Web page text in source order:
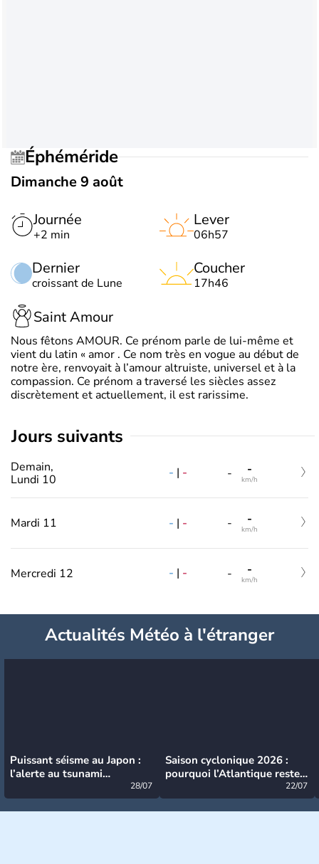
Éphéméride
Dimanche 9 août
Journée
+2 min
Dernier
croissant de Lune
Lever
06h57
Coucher
17h46
Saint Amour
Nous fêtons AMOUR. Ce prénom parle de lui-même et
vient du latin « amor . Ce nom très en vogue au début de
notre ère, renvoyait à l’amour altruiste, universel et à la
compassion. Ce prénom a traversé les siècles assez
discrètement et actuellement, il est rarissime.
jours suivants
Demain,
Lundi 10
- | - - -
km/h
Mardi 11 - | - - -
km/h
Mercredi 12 - | - - -
km/h
Actualités Météo à l'étranger
Puissant séisme au Japon :
l’alerte au tsunami
28/07
Saison cyclonique 2026 :
pourquoi l’Atlantique reste
22/07